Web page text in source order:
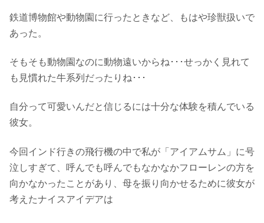
鉄道博物館や動物園に行ったときなど、もはや珍獣扱いで
あった。
そもそも動物園なのに動物遠いからね･･･せっかく見れて
も見慣れた牛系列だったりね･･･
自分って可愛いんだと信じるには十分な体験を積んでいる
彼女。
今回インド行きの飛行機の中で私が「アイアムサム」に号
泣しすぎて、呼んでも呼んでもなかなかフローレンの方を
向かなかったことがあり、母を振り向かせるために彼女が
考えたナイスアイデアは